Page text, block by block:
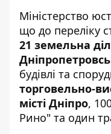
Міністерство
що до переліку
21 земельна
будівлі та
торговельно-
місті Дніпро,
Рино" та один